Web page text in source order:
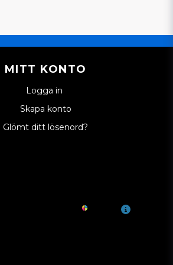
MITT KONTO
Logga in
Skapa konto
Glömt ditt lösenord?